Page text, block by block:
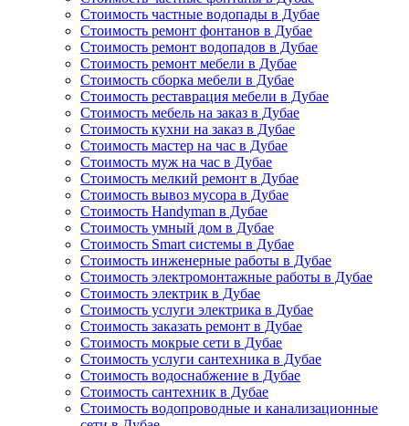
Стоимость частные водопады в Дубае
Стоимость ремонт фонтанов в Дубае
Стоимость ремонт водопадов в Дубае
Стоимость ремонт мебели в Дубае
Стоимость сборка мебели в Дубае
Стоимость реставрация мебели в Дубае
Стоимость мебель на заказ в Дубае
Стоимость кухни на заказ в Дубае
Стоимость мастер на час в Дубае
Стоимость муж на час в Дубае
Стоимость мелкий ремонт в Дубае
Стоимость вывоз мусора в Дубае
Стоимость Handyman в Дубае
Стоимость умный дом в Дубае
Стоимость Smart системы в Дубае
Стоимость инженерные работы в Дубае
Стоимость электромонтажные работы в Дубае
Стоимость электрик в Дубае
Стоимость услуги электрика в Дубае
Стоимость заказать ремонт в Дубае
Стоимость мокрые сети в Дубае
Стоимость услуги сантехника в Дубае
Стоимость водоснабжение в Дубае
Стоимость сантехник в Дубае
Стоимость водопроводные и канализационные